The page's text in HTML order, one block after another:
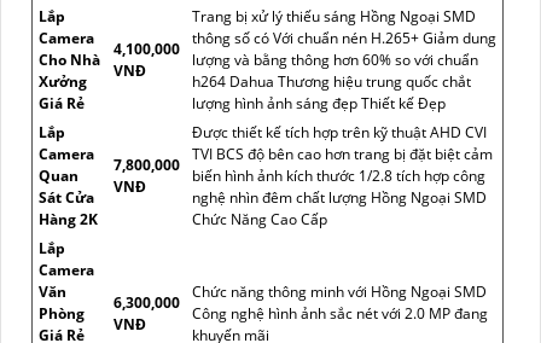
Lắp
Camera
Cho Nhà
Xưởng
Giá Rẻ
4,100,000
VNĐ
Trang bị xử lý thiếu sáng Hồng Ngoại SMD
thông số có Với chuẩn nén H.265+ Giảm dung
lượng và bằng thông hơn 60% so với chuẩn
h264 Dahua Thương hiệu trung quốc chắt
lượng hình ảnh sáng đẹp Thiết kế Đẹp
Lắp
Camera
Quan
Sát Cửa
Hàng 2K
7,800,000
VNĐ
Được thiết kế tích hợp trên kỹ thuật AHD CVI
TVI BCS độ bên cao hơn trang bị đặt biệt cảm
biến hình ảnh kích thước 1/2.8 tích hợp công
nghệ nhìn đêm chất lượng Hồng Ngoại SMD
Chức Năng Cao Cấp
Lắp
Camera
Văn
Phòng
Giá Rẻ
6,300,000
VNĐ
Chức năng thông minh với Hồng Ngoại SMD
Công nghệ hình ảnh sắc nét với 2.0 MP đang
khuyến mãi